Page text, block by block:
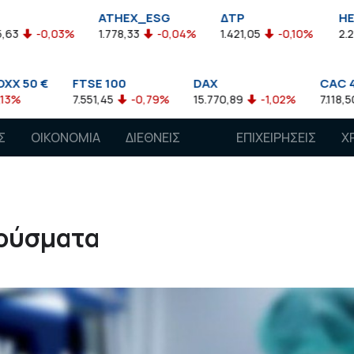
1.778,33 -0,04%
ΔΤΡ
1.421,05 -0,10% 2.211,72 0,13%
100
-0,79%
DAX
15.770,89 -1,02% 7.118,50 -1,15%
ΟΙΚΟΝΟΜΙΑ
ΔΙΕΘΝΕΙΣ
ΕΠΙΧΕΙΡΗΣΕΙΣ